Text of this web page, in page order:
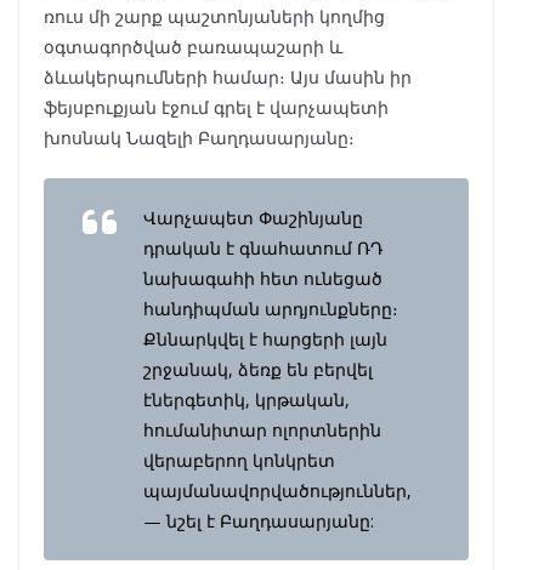
ռուս մի շարք պաշտոնյաների կողմից
օգտագործված բառապաշարի և
ձևակերպումների համար։ Այս մասին իր
ֆեյսբուքյան էջում գրել է վարչապետի
խոսնակ Նազելի Բաղդասարյանը։
Վարչապետ Փաշինյանը
դրական է գնահատում ՌԴ
նախագահի հետ ունեցած
հանդիպման արդյունքները։
Քննարկվել է հարցերի լայն
շրջանակ, ձեռք են բերվել
էներգետիկ, կրթական,
հումանիտար ոլորտներին
վերաբերող կոնկրետ
պայմանավորվածություններ,
— նշել է Բաղդասարյանը: